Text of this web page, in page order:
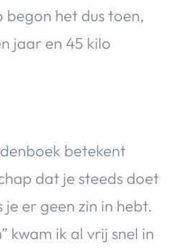
begon het dus toen,
jaar en 45 kilo
betekent
dat je steeds doet
er geen zin in hebt.
kwam ik al vrij snel in